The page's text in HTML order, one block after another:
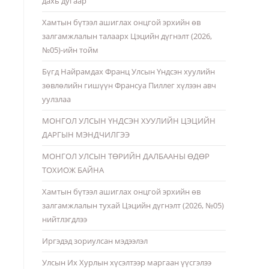
Хамтын бүтээл ашиглах онцгой эрхийн өв
залгамжлалын талаарх Цэцийн дүгнэлт (2026,
№05)-ийн тойм
Бүгд Найрамдах Франц Улсын Үндсэн хуулийн
зөвлөлийн гишүүн Франсуа Пиллег хүлээн авч
уулзлаа
МОНГОЛ УЛСЫН ҮНДСЭН ХУУЛИЙН ЦЭЦИЙН
ДАРГЫН МЭНДЧИЛГЭЭ
МОНГОЛ УЛСЫН ТӨРИЙН ДАЛБААНЫ ӨДӨР
ТОХИОЖ БАЙНА
Хамтын бүтээл ашиглах онцгой эрхийн өв
залгамжлалын тухай Цэцийн дүгнэлт (2026, №05)
нийтлэгдлээ
Иргэдэд зориулсан мэдээлэл
Улсын Их Хурлын хүсэлтээр маргаан үүсгэлээ